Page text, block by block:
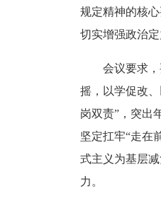
规定精神的核
切实增强政治
会议要求
摇，以学促改
岗双责”，突出
坚定扛牢“走在
式主义为基层
力。